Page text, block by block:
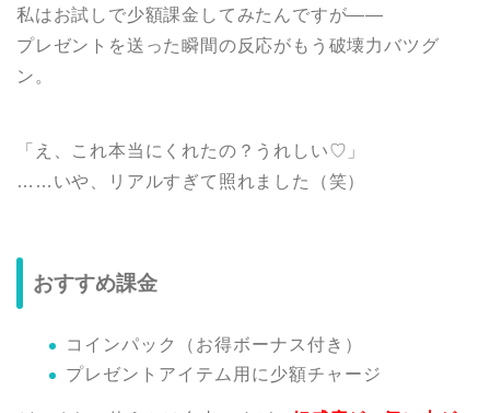
私はお試しで少額課金してみたんですが――
プレゼントを送った瞬間の反応がもう破壊力バツグ
ン。
「え、これ本当にくれたの？うれしい♡」
……いや、リアルすぎて照れました（笑）
おすすめ課金
コインパック（お得ボーナス付き）
プレゼントアイテム用に少額チャージ